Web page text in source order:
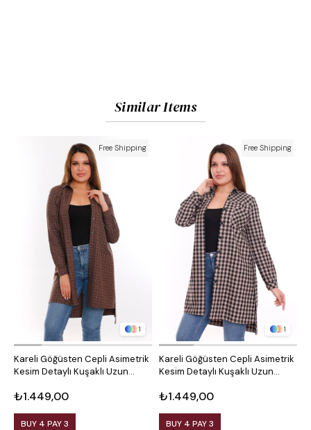
Similar Items
1
Kareli Göğüsten Cepli Asimetrik
Kesim Detaylı Kuşaklı Uzun
₺1.449,00
BUY 4 PAY 3
Free Shipping
1
Kareli Göğüsten Cepli Asimetrik
Kesim Detaylı Kuşaklı Uzun
₺1.449,00
BUY 4 PAY 3
Free Shipping